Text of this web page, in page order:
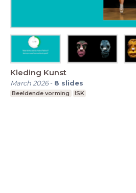
Kleding Kunst
March 2026- 8 slides
Beeldende vorming ISK